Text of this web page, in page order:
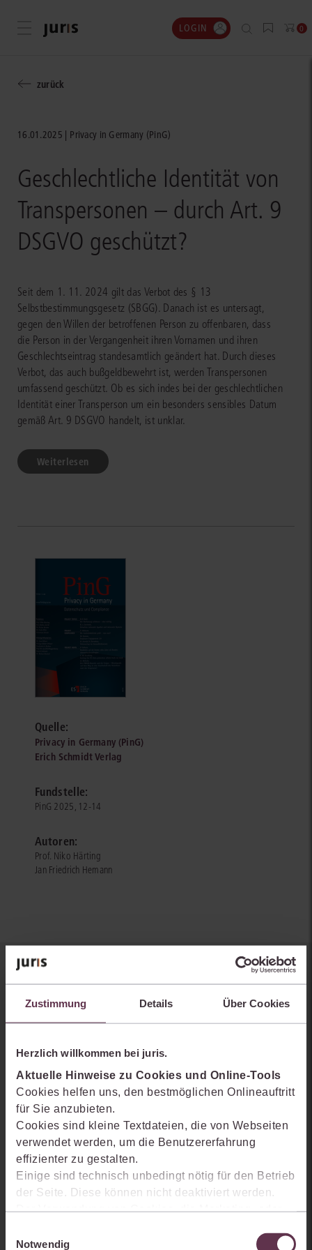
Zustimmung Details Über Cookies
Herzlich willkommen bei juris.
Aktuelle Hinweise zu Cookies und Online-Tools
Cookies helfen uns, den bestmöglichen Onlineauftritt
für Sie anzubieten.
Cookies sind kleine Textdateien, die von Webseiten
verwendet werden, um die Benutzererfahrung
effizienter zu gestalten.
Einige sind technisch unbedingt nötig für den Betrieb
der Seite. Diese können nicht deaktiviert werden.
Der Verwendung von Cookies, die Marketing- oder
Produkte zu optimieren, können Sie zustimmen,
Notwendig
Menü öffnen LOGIN 0
zurück
16.01.2025 Privacy in Germany (PinG)
Geschlechtliche Identität von
Transpersonen – durch Art. 9
DSGVO geschützt?
Seit dem 1. 11. 2024 gilt das Verbot des § 13
Selbstbestimmungsgesetz (SBGG). Danach ist es untersagt,
gegen den Willen der betroffenen Person zu offenbaren, dass
die Person in der Vergangenheit ihren Vornamen und ihren
Geschlechtseintrag standesamtlich geändert hat. Durch dieses
Verbot, das auch bußgeldbewehrt ist, werden Transpersonen
umfassend geschützt. Ob es sich indes bei der geschlechtlichen
Identität einer Transperson um ein besonders sensibles Datum
gemäß Art. 9 DSGVO handelt, ist unklar.
Weiterlesen
Quelle:
Privacy in Germany (PinG)
Erich Schmidt Verlag
Fundstelle:
PinG 2025, 12-14
Autoren:
Prof. Niko Härting
Jan Friedrich Hemann
Sie kennen juris noch nicht?
Erhalten Sie einen Einblick, wie juris das Rechts- und
Praxiswissensmanagement der Zukunft gestaltet, welche
Arbeitsprozesse einfacher und effizienter werden.